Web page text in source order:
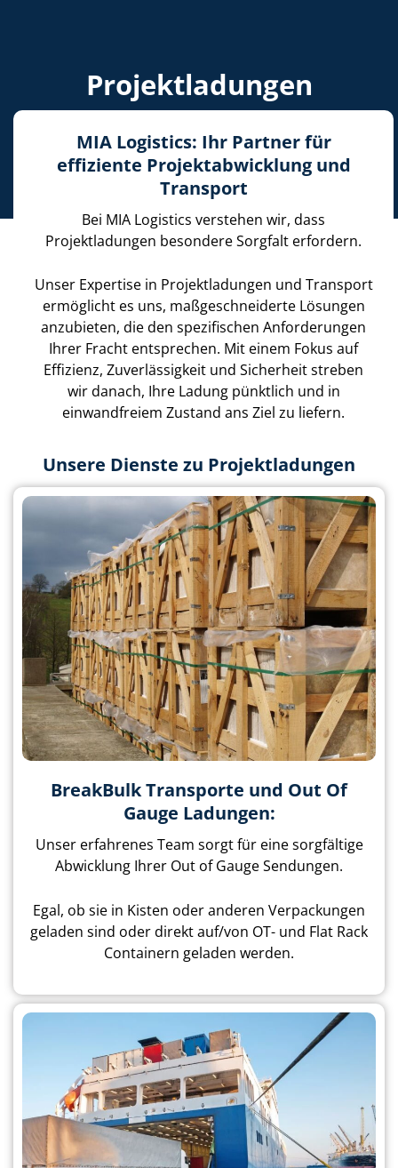
Projektladungen
MIA Logistics: Ihr Partner für
effiziente Projektabwicklung und
Transport
Bei MIA Logistics verstehen wir, dass
Projektladungen besondere Sorgfalt erfordern.
Unser Expertise in Projektladungen und Transport
ermöglicht es uns, maßgeschneiderte Lösungen
anzubieten, die den spezifischen Anforderungen
Ihrer Fracht entsprechen. Mit einem Fokus auf
Effizienz, Zuverlässigkeit und Sicherheit streben
wir danach, Ihre Ladung pünktlich und in
einwandfreiem Zustand ans Ziel zu liefern.
Unsere Dienste zu Projektladungen
BreakBulk Transporte und Out Of
Gauge Ladungen:
Unser erfahrenes Team sorgt für eine sorgfältige
Abwicklung Ihrer Out of Gauge Sendungen.
Egal, ob sie in Kisten oder anderen Verpackungen
geladen sind oder direkt auf/von OT- und Flat Rack
Containern geladen werden.